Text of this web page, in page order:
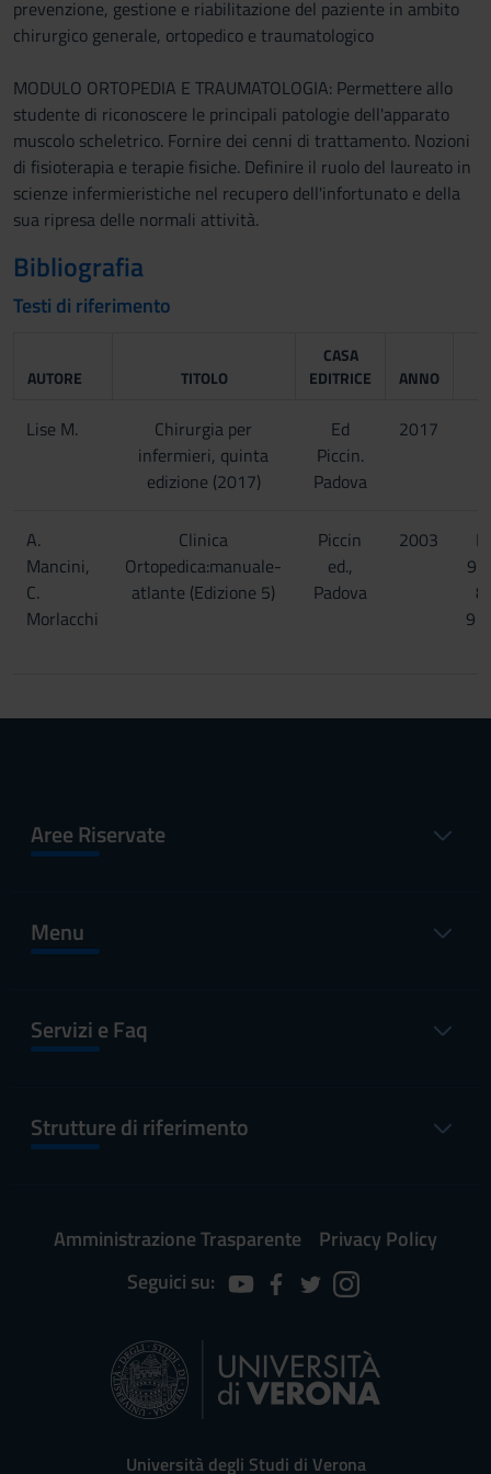
prevenzione, gestione e riabilitazione del paziente in ambito
chirurgico generale, ortopedico e traumatologico
MODULO ORTOPEDIA E TRAUMATOLOGIA: Permettere allo
studente di riconoscere le principali patologie dell'apparato
muscolo scheletrico. Fornire dei cenni di trattamento. Nozioni
di fisioterapia e terapie fisiche. Definire il ruolo del laureato in
scienze infermieristiche nel recupero dell'infortunato e della
sua ripresa delle normali attività.
Bibliografia
Testi di riferimento
AUTORE TITOLO
CASA
EDITRICE
ANNO
Lise M.
Chirurgia per
infermieri, quinta
edizione (2017)
Ed
Piccin.
Padova
2017
A.
Mancini,
C.
Morlacchi
Clinica
Ortopedica:manuale-
atlante (Edizione 5)
Piccin
ed.,
Padova
2003
Aree Riservate
Menu
Servizi e Faq
Strutture di riferimento
Amministrazione Trasparente
Privacy Policy
Seguici su:
Università degli Studi di Verona